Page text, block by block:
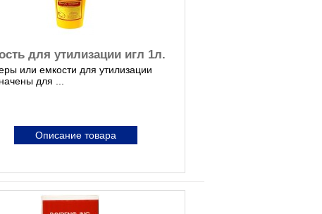
для утилизации игл 1л.
или емкости для утилизации
для ...
Описание товара